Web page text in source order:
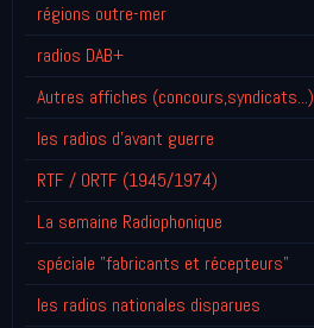
régions outre-mer
radios DAB+
Autres affiches (concours,syndicats...)
les radios d'avant guerre
RTF / ORTF (1945/1974)
La semaine Radiophonique
spéciale "fabricants et récepteurs"
les radios nationales disparues